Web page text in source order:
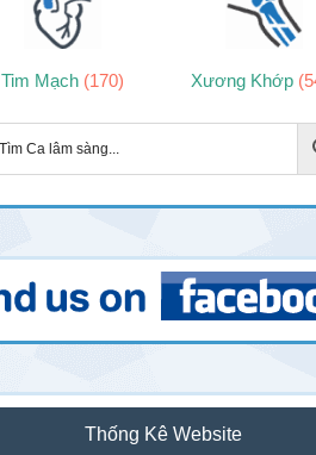
Tim Mạch (170) Xương Khớp
Thống Kê Website